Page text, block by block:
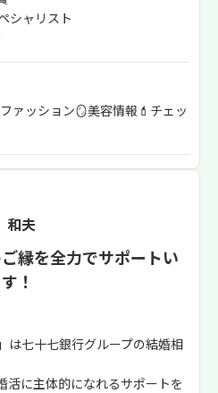
シャリスト
ァッション🪞美容情報💄チェッ
夫
縁を全力でサポートい
！
は七十七銀行グループの結婚相
活に主体的になれるサポートを